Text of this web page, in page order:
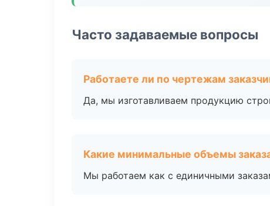
Часто задаваемые вопросы
Работаете ли по чертежам
Да, мы изготавливаем продукцию
Какие минимальные объемы
Мы работаем как с единичными